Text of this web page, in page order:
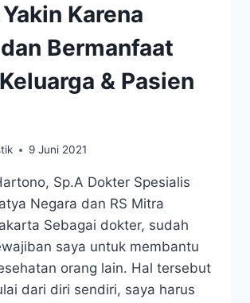
Karena
Bermanfaat
& Pasien
9 Juni 2021
Sp.A Dokter Spesialis
Negara dan RS Mitra
Sebagai dokter, sudah
saya untuk membantu
orang lain. Hal tersebut
dari diri sendiri, saya harus